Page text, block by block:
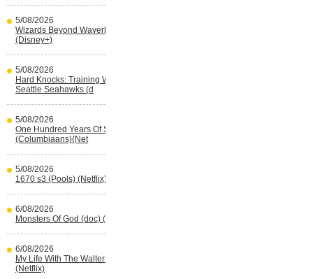
5/08/2026
Wizards Beyond Waverly Place s3
(Disney+)
5/08/2026
Hard Knocks: Training With The
Seattle Seahawks (d
5/08/2026
One Hundred Years Of Solitude s2
(Columbiaans)(Net
5/08/2026
1670 s3 (Pools) (Netflix)
6/08/2026
Monsters Of God (doc) (HBO Max)
6/08/2026
My Life With The Walter Boys s3
(Netflix)